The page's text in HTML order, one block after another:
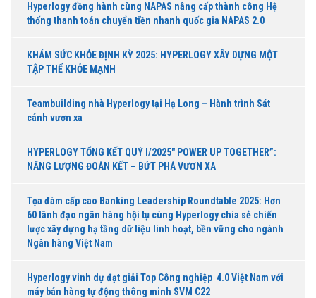
Hyperlogy đồng hành cùng NAPAS nâng cấp thành công Hệ
thống thanh toán chuyển tiền nhanh quốc gia NAPAS 2.0
KHÁM SỨC KHỎE ĐỊNH KỲ 2025: HYPERLOGY XÂY DỰNG MỘT
TẬP THỂ KHỎE MẠNH
Teambuilding nhà Hyperlogy tại Hạ Long – Hành trình Sát
cánh vươn xa
HYPERLOGY TỔNG KẾT QUÝ I/2025″ POWER UP TOGETHER”:
NĂNG LƯỢNG ĐOÀN KẾT – BỨT PHÁ VƯƠN XA
Tọa đàm cấp cao Banking Leadership Roundtable 2025: Hơn
60 lãnh đạo ngân hàng hội tụ cùng Hyperlogy chia sẻ chiến
lược xây dựng hạ tầng dữ liệu linh hoạt, bền vững cho ngành
Ngân hàng Việt Nam
Hyperlogy vinh dự đạt giải Top Công nghiệp 4.0 Việt Nam với
máy bán hàng tự động thông minh SVM C22